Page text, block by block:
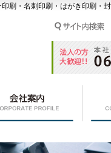
刷・名刺印刷・はがき印刷・